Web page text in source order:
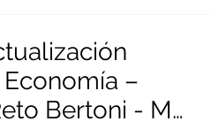
–
Bertoni - Mg.